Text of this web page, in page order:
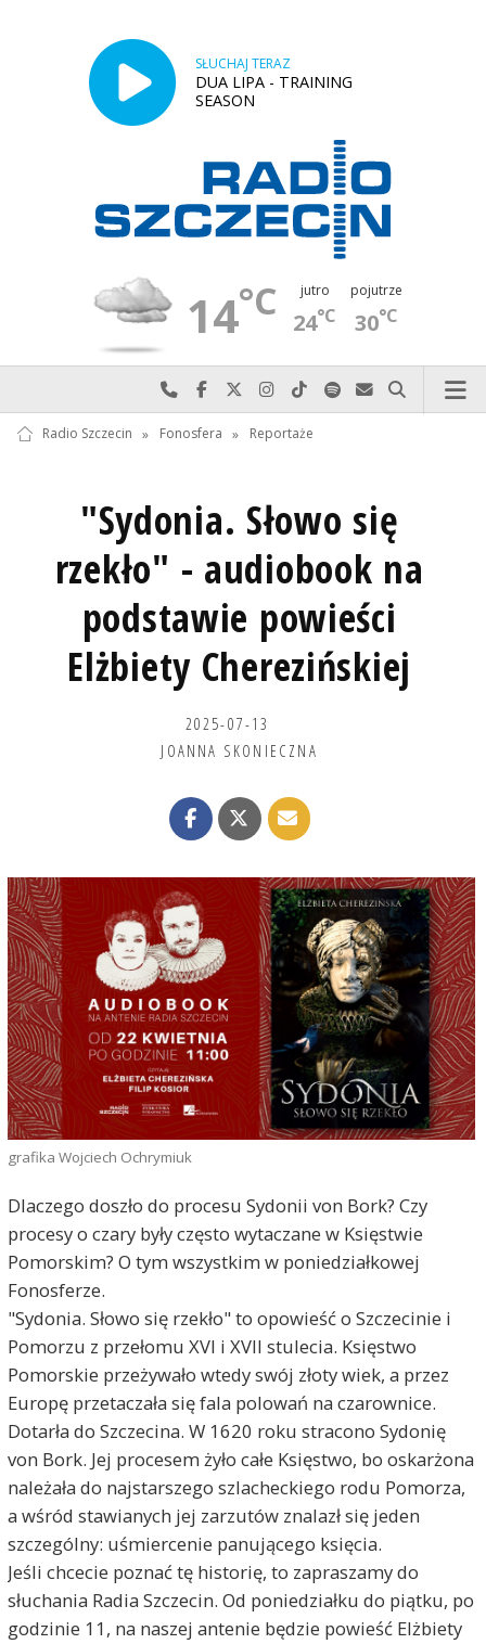
SŁUCHAJ TERAZ
DUA LIPA - TRAINING
SEASON
14°C jutro
24°C
pojutrze
30°C
Najlepiej po prostu do nas zadzwoń
Odwiedź nas na Facebook-u
Odwiedź nas na X
Odwiedź nas na Instagram-ie
Odwiedź nas na TikTok-u
Szukaj nas na Spotify
Wyślij do nas
Szukaj
Radio Szczecin » Fonosfera » Reportaże
"Sydonia. Słowo się
rzekło" - audiobook na
podstawie powieści
Elżbiety Cherezińskiej
2025-07-13
JOANNA SKONIECZNA
grafika Wojciech Ochrymiuk
Dlaczego doszło do procesu Sydonii von Bork? Czy
procesy o czary były często wytaczane w Księstwie
Pomorskim? O tym wszystkim w poniedziałkowej
Fonosferze.
"Sydonia. Słowo się rzekło" to opowieść o Szczecinie i
Pomorzu z przełomu XVI i XVII stulecia. Księstwo
Pomorskie przeżywało wtedy swój złoty wiek, a przez
Europę przetaczała się fala polowań na czarownice.
Dotarła do Szczecina. W 1620 roku stracono Sydonię
von Bork. Jej procesem żyło całe Księstwo, bo oskarżona
należała do najstarszego szlacheckiego rodu Pomorza,
a wśród stawianych jej zarzutów znalazł się jeden
szczególny: uśmiercenie panującego księcia.
Jeśli chcecie poznać tę historię, to zapraszamy do
słuchania Radia Szczecin. Od poniedziałku do piątku, po
godzinie 11, na naszej antenie będzie powieść Elżbiety